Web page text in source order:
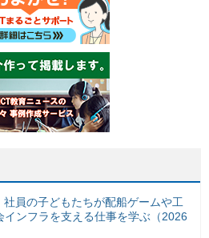
員の子どもたちが配船ゲームや工
ンフラを支える仕事を学ぶ（2026